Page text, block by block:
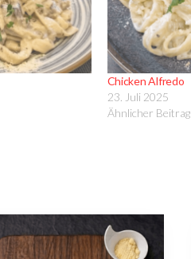
Chicken Alfredo
23. Juli 2025
Ähnlicher Beitrag